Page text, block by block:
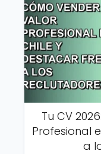
Tu CV
Profesional
a